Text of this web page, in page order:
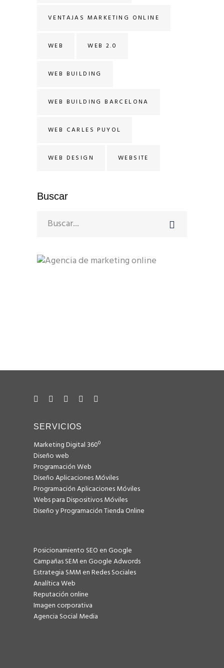
VENTAJAS MARKETING ONLINE
WEB WEB 2.0
WEB BUILDING
WEB BUILDING BARCELONA
WEB CARLES PUYOL
WEB DESIGN WEBSITE
Buscar
Search
for:
SERVICIOS
Marketing Digital 360º
Diseño web
Programación Web
Diseño Aplicaciones Móviles
Programación Aplicaciones Móviles
Webs para Dispositivos Móviles
Diseño y Programación Tienda Online
Posicionamiento SEO en Google
Campañas SEM en Google Adwords
Estrategia SMM en Redes Sociales
Analítica Web
Reputación online
Imagen corporativa
Agencia Social Media